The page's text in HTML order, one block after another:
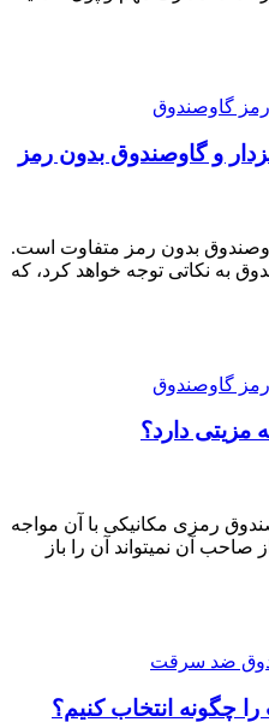
گاوصندوق
و گاوصندوق بدون رمز
بدون رمز متفاوت است.
به نکاتی توجه خواهد کرد، که
گاوصندوق
دارد؟
رمزی مکانیکی با آن مواجه
صاحب آن نمیتواند آن را باز
ضد سرقت
چگونه انتخاب کنیم؟